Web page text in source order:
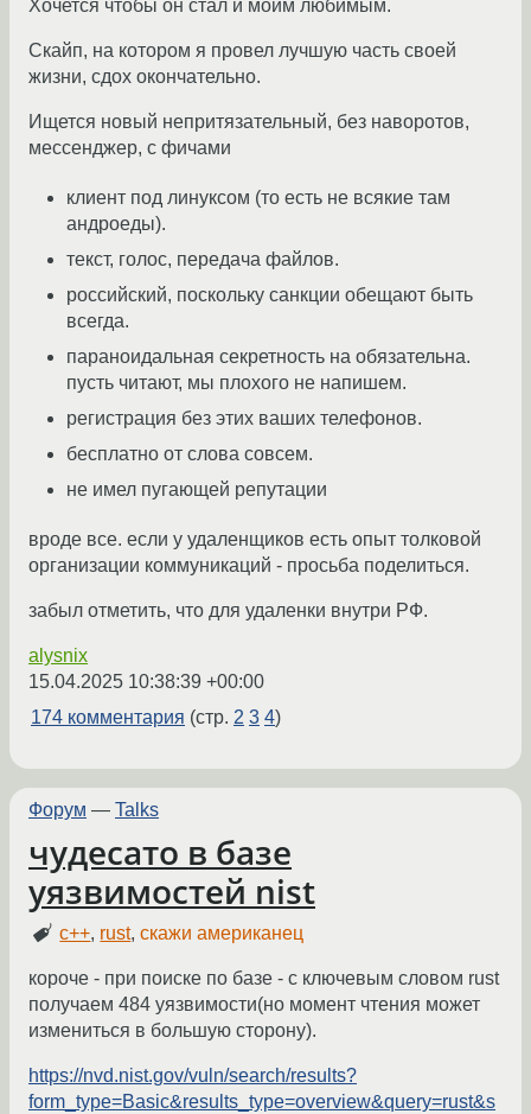
Хочется чтобы он стал и моим любимым.
Скайп, на котором я провел лучшую часть своей
жизни, сдох окончательно.
Ищется новый непритязательный, без наворотов,
мессенджер, с фичами
клиент под линуксом (то есть не всякие там
андроеды).
текст, голос, передача файлов.
российский, поскольку санкции обещают быть
всегда.
параноидальная секретность на обязательна.
пусть читают, мы плохого не напишем.
регистрация без этих ваших телефонов.
бесплатно от слова совсем.
не имел пугающей репутации
вроде все. если у удаленщиков есть опыт толковой
организации коммуникаций - просьба поделиться.
забыл отметить, что для удаленки внутри РФ.
alysnix
15.04.2025 10:38:39 +00:00
174 комментария (стр. 2 3 4)
Форум — Talks
чудесато в базе
уязвимостей nist
c++, rust,скажи американец
короче - при поиске по базе - с ключевым словом rust
получаем 484 уязвимости(но момент чтения может
измениться в большую сторону).
https://nvd.nist.gov/vuln/search/results?
form_type=Basic&results_type=overview&query=rust&s